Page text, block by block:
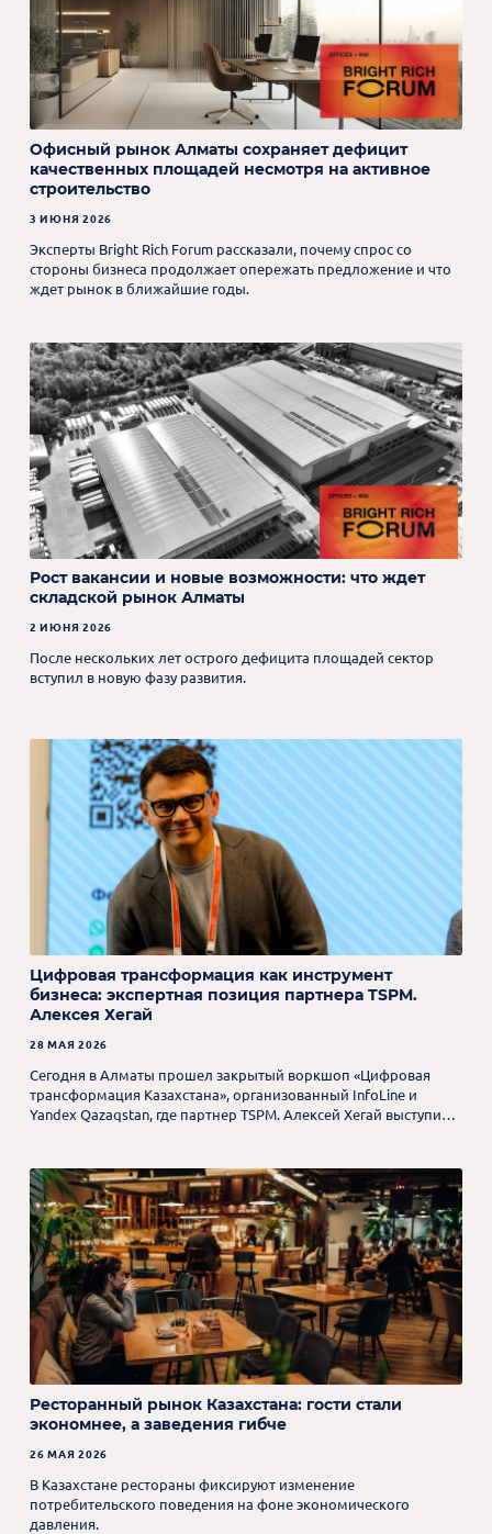
Офисный рынок Алматы сохраняет дефицит
качественных площадей несмотря на активное
строительство
3 ИЮНЯ 2026
Эксперты Bright Rich Forum рассказали, почему спрос со
стороны бизнеса продолжает опережать предложение и что
ждет рынок в ближайшие годы.
Рост вакансии и новые возможности: что ждет
складской рынок Алматы
2 ИЮНЯ 2026
После нескольких лет острого дефицита площадей сектор
вступил в новую фазу развития.
Цифровая трансформация как инструмент
бизнеса: экспертная позиция партнера TSPM.
Алексея Хегай
28 МАЯ 2026
Сегодня в Алматы прошел закрытый воркшоп «Цифровая
трансформация Казахстана», организованный InfoLine и
Yandex Qazaqstan, где партнер TSPM. Алексей Хегай выступил в
Ресторанный рынок Казахстана: гости стали
экономнее, а заведения гибче
26 МАЯ 2026
В Казахстане рестораны фиксируют изменение
потребительского поведения на фоне экономического
давления.